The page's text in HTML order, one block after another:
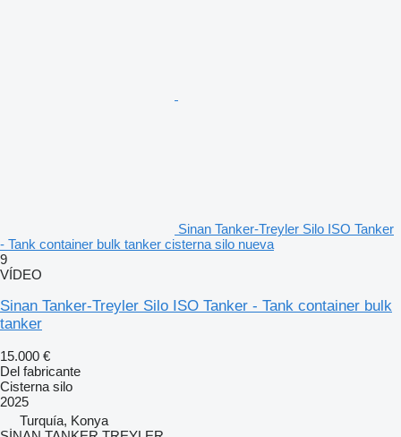
Sinan Tanker-Treyler Silo ISO Tanker
- Tank container bulk tanker cisterna silo nueva
9
VÍDEO
Sinan Tanker-Treyler Silo ISO Tanker - Tank container bulk
tanker
15.000 €
Del fabricante
Cisterna silo
2025
Turquía, Konya